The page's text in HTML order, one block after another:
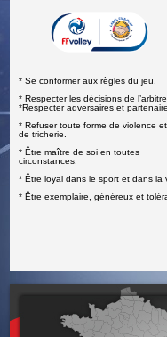
* Se conformer aux règles du jeu.
* Respecter les décisions de l’arbitre.
*Respecter adversaires et
* Refuser toute forme de violence et
de tricherie.
* Être maître de soi en toutes
circonstances.
* Être loyal dans le sport et dans la
* Être exemplaire, généreux et